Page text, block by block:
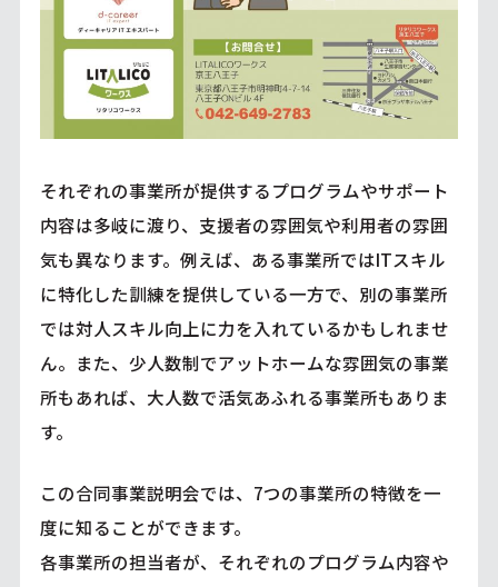
それぞれの事業所が提供するプログラムやサポート
内容は多岐に渡り、支援者の雰囲気や利用者の雰囲
気も異なります。例えば、ある事業所ではITスキル
に特化した訓練を提供している一方で、別の事業所
では対人スキル向上に力を入れているかもしれませ
ん。また、少人数制でアットホームな雰囲気の事業
所もあれば、大人数で活気あふれる事業所もありま
す。
この合同事業説明会では、7つの事業所の特徴を一
度に知ることができます。
各事業所の担当者が、それぞれのプログラム内容や